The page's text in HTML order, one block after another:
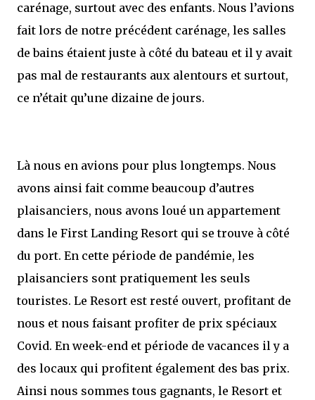
carénage, surtout avec des enfants. Nous l’avions
fait lors de notre précédent carénage, les salles
de bains étaient juste à côté du bateau et il y avait
pas mal de restaurants aux alentours et surtout,
ce n’était qu’une dizaine de jours.
Là nous en avions pour plus longtemps. Nous
avons ainsi fait comme beaucoup d’autres
plaisanciers, nous avons loué un appartement
dans le First Landing Resort qui se trouve à côté
du port. En cette période de pandémie, les
plaisanciers sont pratiquement les seuls
touristes. Le Resort est resté ouvert, profitant de
nous et nous faisant profiter de prix spéciaux
Covid. En week-end et période de vacances il y a
des locaux qui profitent également des bas prix.
Ainsi nous sommes tous gagnants, le Resort et